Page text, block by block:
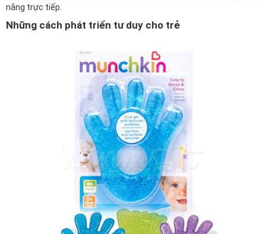
nắng trực tiếp.
Những cách phát triển tư duy cho trẻ